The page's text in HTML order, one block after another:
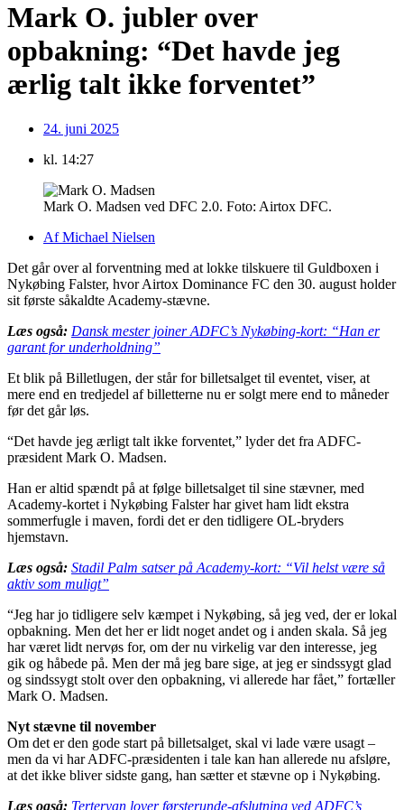
Mark O. jubler over
opbakning: “Det havde jeg
ærlig talt ikke forventet”
24. juni 2025
kl. 14:27
Mark O. Madsen ved DFC 2.0. Foto: Airtox DFC.
AfMichael Nielsen
Det går over al forventning med at lokke tilskuere til Guldboxen i
Nykøbing Falster, hvor Airtox Dominance FC den 30. august holder
sit første såkaldte Academy-stævne.
Læs også: Dansk mester joiner ADFC’s Nykøbing-kort: “Han er
garant for underholdning”
Et blik på Billetlugen, der står for billetsalget til eventet, viser, at
mere end en tredjedel af billetterne nu er solgt mere end to måneder
før det går løs.
“Det havde jeg ærligt talt ikke forventet,” lyder det fra ADFC-
præsident Mark O. Madsen.
Han er altid spændt på at følge billetsalget til sine stævner, med
Academy-kortet i Nykøbing Falster har givet ham lidt ekstra
sommerfugle i maven, fordi det er den tidligere OL-bryders
hjemstavn.
Læs også: Stadil Palm satser på Academy-kort: “Vil helst være så
aktiv som muligt”
“Jeg har jo tidligere selv kæmpet i Nykøbing, så jeg ved, der er lokal
opbakning. Men det her er lidt noget andet og i anden skala. Så jeg
har været lidt nervøs for, om der nu virkelig var den interesse, jeg
gik og håbede på. Men der må jeg bare sige, at jeg er sindssygt glad
og sindssygt stolt over den opbakning, vi allerede har fået,” fortæller
Mark O. Madsen.
Nyt stævne til november
Om det er den gode start på billetsalget, skal vi lade være usagt –
men da vi har ADFC-præsidenten i tale kan han allerede nu afsløre,
at det ikke bliver sidste gang, han sætter et stævne op i Nykøbing.
Læs også: Terteryan lover førsterunde-afslutning ved ADFC’s